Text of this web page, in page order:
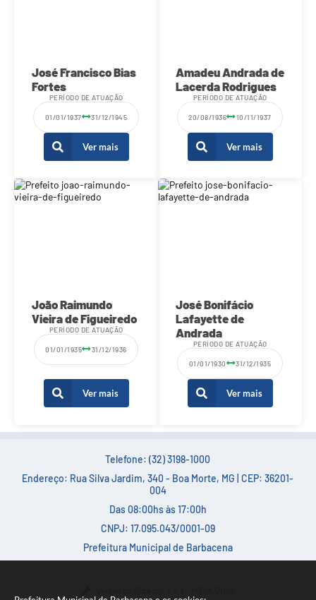
José Francisco Bias
Fortes
PERÍODO DE ATUAÇÃO
01/01/1937 31/12/1945
Ver mais
Amadeu Andrada de
Lacerda Rodrigues
PERÍODO DE ATUAÇÃO
20/08/1936 10/11/1937
Ver mais
João Raimundo
Vieira de Figueiredo
PERÍODO DE ATUAÇÃO
01/01/1935 31/12/1936
Ver mais
José Bonifácio
Lafayette de
Andrada
PERÍODO DE ATUAÇÃO
01/01/1930 31/12/1935
Ver mais
Telefone: (32) 3198-1000
Endereço: Rua Silva Jardim, 340 - Boa Morte, MG | CEP: 36201-
004
Das 08:00hs às 17:00h
CNPJ: 17.095.043/0001-09
Prefeitura Municipal de Barbacena